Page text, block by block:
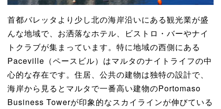
首都バレッタより少し北の海岸沿いにある観光業が盛
んな地域で、お洒落なホテル、ビストロ・バーやナイ
トクラブが集まっています。特に地域の西側にある
Paceville（ペースビル）はマルタのナイトライフの中
心的な存在です。住居、公共の建物は独特の設計で、
海岸から見るとマルタで一番高い建物のPortomaso
Business Towerが印象的なスカイラインが伸びている